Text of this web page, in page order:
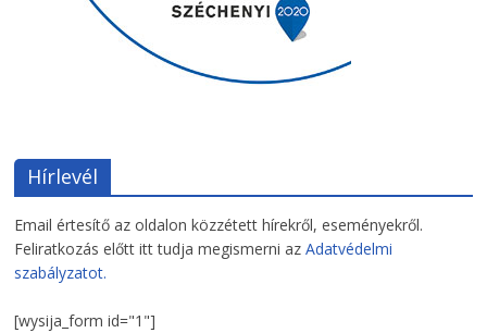
Hírlevél
Email értesítő az oldalon közzétett hírekről, eseményekről.
Feliratkozás előtt itt tudja megismerni azAdatvédelmi
szabályzatot.
[wysija_form id="1"]